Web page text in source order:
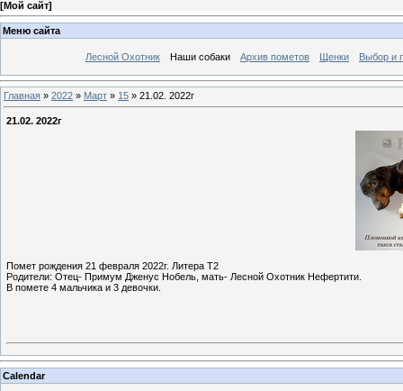
[Мой сайт]
Меню сайта
Лесной Охотник Наши собаки Архив пометов Щенки Выбор и
Главная » 2022 » Март » 15 » 21.02. 2022г
21.02. 2022г
Помет рождения 21 февраля 2022г. Литера Т2
Родители: Отец- Примум Дженус Нобель, мать- Лесной Охотник Нефертити.
В помете 4 мальчика и 3 девочки.
Calendar